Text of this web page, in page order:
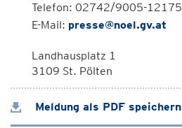
Telefon: 02742/9005-12175
E-Mail: presse@noel.gv.at
Landhausplatz 1
3109 St. Pölten
Meldung als PDF speichern